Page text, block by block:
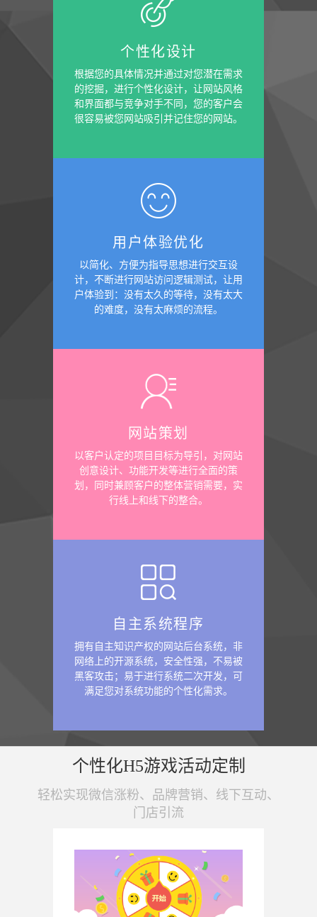
个性化设计
根据您的具体情况并通过对您潜在需求
的挖掘，进行个性化设计，让网站风格
和界面都与竞争对手不同，您的客户会
很容易被您网站吸引并记住您的网站。
用户体验优化
以简化、方便为指导思想进行交互设
计，不断进行网站访问逻辑测试，让用
户体验到：没有太久的等待，没有太大
的难度，没有太麻烦的流程。
网站策划
以客户认定的项目目标为导引，对网站
创意设计、功能开发等进行全面的策
划，同时兼顾客户的整体营销需要，实
行线上和线下的整合。
自主系统程序
拥有自主知识产权的网站后台系统，非
网络上的开源系统，安全性强，不易被
黑客攻击；易于进行系统二次开发，可
满足您对系统功能的个性化需求。
个性化H5游戏活动定制
轻松实现微信涨粉、品牌营销、线下互动、
门店引流